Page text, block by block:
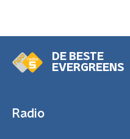
DE BESTE
EVERGREENS
Radio